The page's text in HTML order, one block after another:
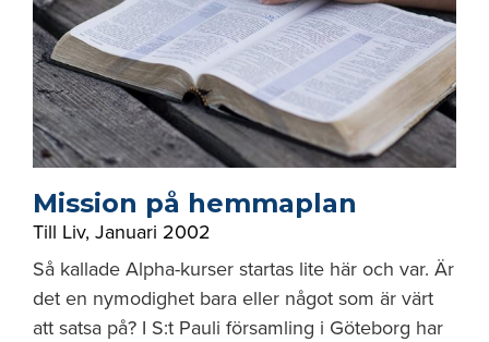
Mission på hemmaplan
Till Liv, Januari 2002
Så kallade Alpha-kurser startas lite här och var. Är
det en nymodighet bara eller något som är värt
att satsa på? I S:t Pauli församling i Göteborg har